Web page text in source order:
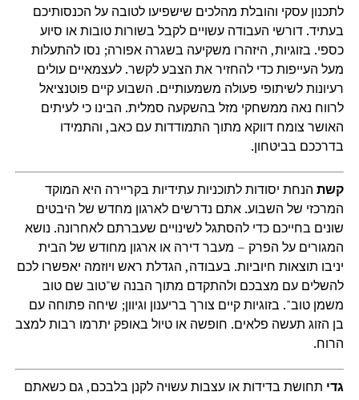
לתכנון עסקי והובלת מהלכים שישפיעו לטובה על הכנסותיכם
בעתיד. דורשי העבודה עשויים לקבל בשורות טובות או סיוע
כספי. בזוגיות, היזהרו משקיעה בשגרה אפורה; נסו להתעלות
מעל העייפות כדי להחזיר את הצבע לקשר. לעצמאיים עולים
רעיונות לשיתופי פעולה משמעותיים. השבוע קיים פוטנציאל
לרווח נאה ממשחקי מזל בהשקעה סמלית. הבינו כי לעיתים
האושר צומח דווקא מתוך התמודדות עם כאב, והתמידו
בדרככם בביטחון.
קשתהנחת יסודות לתוכניות עתידיות בקריירה היא המוקד
המרכזי של השבוע. אתם נדרשים לארגון מחדש של היבטים
שונים בחייכם כדי להסתגל לשינויים שעברתם לאחרונה. נושא
המגורים על הפרק – מעבר דירה או ארגון מחודש של הבית
יניבו תוצאות חיוביות. בעבודה, הגדלת ראש ויוזמה יאפשרו לכם
להשלים עם מצבכם ולהתקדם מתוך הבנה ש"טוב שם טוב
משמן טוב". בזוגיות קיים צורך בריענון וגיוון; שיחה פתוחה עם
בן הזוג תעשה פלאים. חופשה או טיול באופק יתרמו רבות למצב
הרוח.
גדי תחושת בדידות או עצבות עשויה לקנן בלבכם, גם כשאתם